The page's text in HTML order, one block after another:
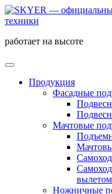
работает на высоте
Продукция
Фасадные
Мачтовые
Ножничные